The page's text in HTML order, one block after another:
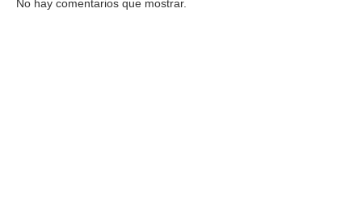
No hay comentarios que mostrar.